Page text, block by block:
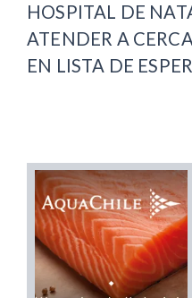
HOSPITAL DE
ATENDER A
EN LISTA DE